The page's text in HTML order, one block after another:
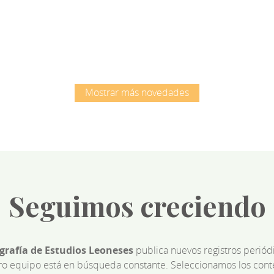
Mostrar más novedades
Seguimos creciendo
de Estudios Leonesespublica nuevos registros
equipo está en búsqueda constante. Seleccionamos los